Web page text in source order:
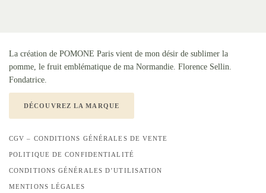
La création de POMONE Paris vient de mon désir de sublimer la
pomme, le fruit emblématique de ma Normandie. Florence Sellin.
Fondatrice.
DÉCOUVREZ LA MARQUE
CGV – CONDITIONS GÉNÉRALES DE VENTE
POLITIQUE DE CONFIDENTIALITÉ
CONDITIONS GÉNÉRALES D’UTILISATION
MENTIONS LÉGALES